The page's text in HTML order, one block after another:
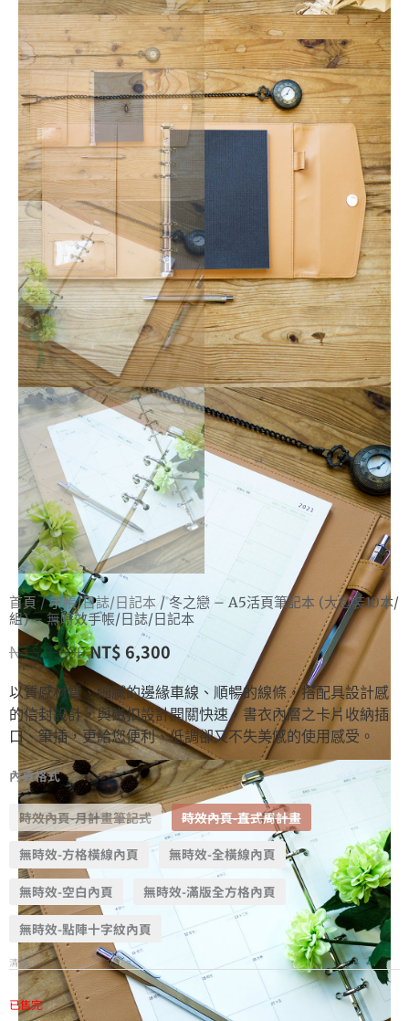
首頁/手帳/日誌/日記本 / 冬之戀 – A5活頁筆記本 (大包裝10本/
組) – 無時效手帳/日誌/日記本
NT$7,800NT$ 6,300
以質感材質、細膩的邊緣車線、順暢的線條，搭配具設計感
的信封設計，與磁扣設計開關快速，書衣內層之卡片收納插
口、筆插，更給您便利、低調卻又不失美感的使用感受。
內頁格式
時效內頁-月計畫筆記式 時效內頁-直式周計畫
無時效-方格橫線內頁 無時效-全橫線內頁
無時效-空白內頁 無時效-滿版全方格內頁
無時效-點陣十字紋內頁
清除
已售完